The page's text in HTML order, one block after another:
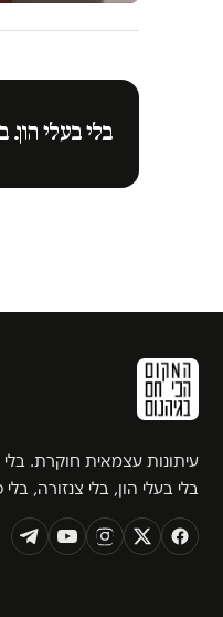
בלי בעלי
עיתונות עצמאית חוקרת.
בלי בעלי הון, בלי צנזורה,